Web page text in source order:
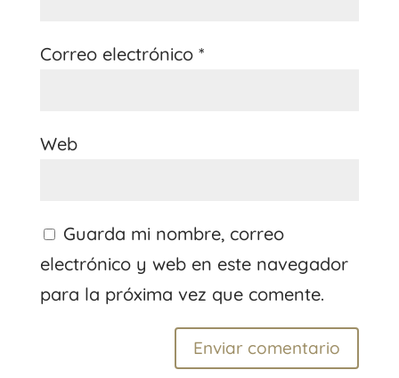
Correo electrónico *
Web
Guarda mi nombre, correo
electrónico y web en este navegador
para la próxima vez que comente.